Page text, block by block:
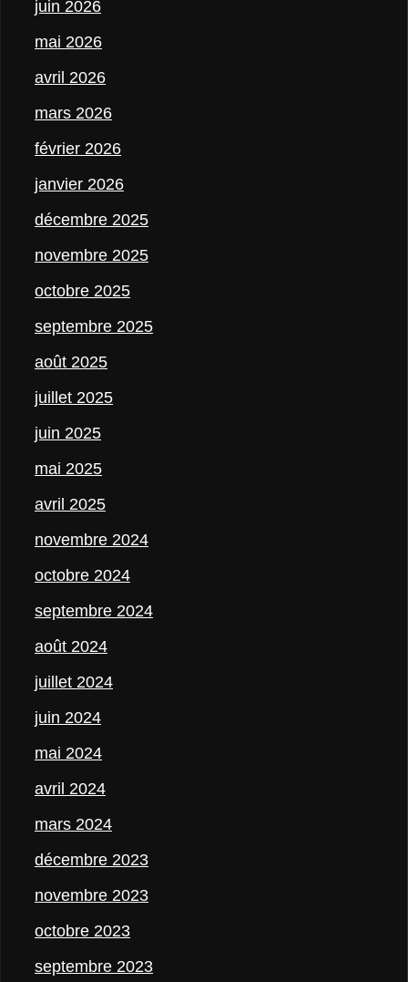
juin 2026
mai 2026
avril 2026
mars 2026
février 2026
janvier 2026
décembre 2025
novembre 2025
octobre 2025
septembre 2025
août 2025
juillet 2025
juin 2025
mai 2025
avril 2025
novembre 2024
octobre 2024
septembre 2024
août 2024
juillet 2024
juin 2024
mai 2024
avril 2024
mars 2024
décembre 2023
novembre 2023
octobre 2023
septembre 2023